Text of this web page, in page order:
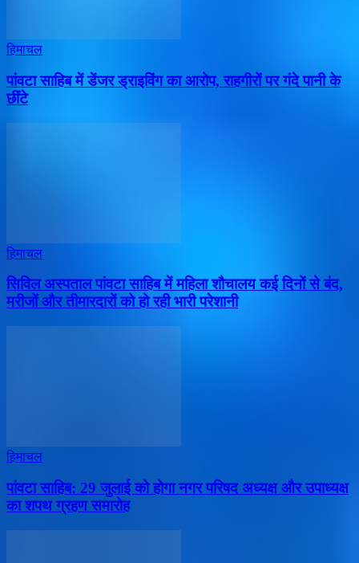
हिमाचल
पांवटा साहिब में डेंजर ड्राइविंग का आरोप, राहगीरों पर गंदे पानी के
छींटे
हिमाचल
सिविल अस्पताल पांवटा साहिब में महिला शौचालय कई दिनों से बंद,
मरीजों और तीमारदारों को हो रही भारी परेशानी
हिमाचल
पांवटा साहिब: 29 जुलाई को होगा नगर परिषद अध्यक्ष और उपाध्यक्ष
का शपथ ग्रहण समारोह